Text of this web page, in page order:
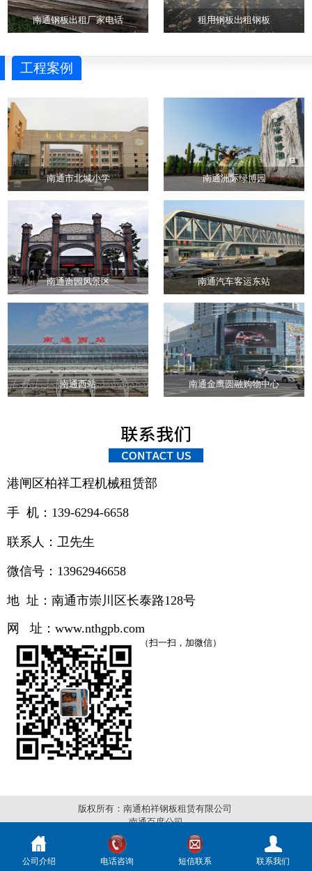
南通钢板出租厂家电话 租用钢板出租钢板
工程案例
南通市北城小学 南通洲际绿博园
南通啬园风景区 南通汽车客运东站
南通西站 南通金鹰圆融购物中心
港闸区柏祥工程机械租赁部
手 机：139-6294-6658
联系人：卫先生
微信号：13962946658
地 址：南通市崇川区长泰路128号
网 址： www.nthgpb.com
（扫一扫，加微信）
版权所有：南通柏祥钢板租赁有限公司
南通百度公司
公司介绍 电话咨询 短信联系 联系我们